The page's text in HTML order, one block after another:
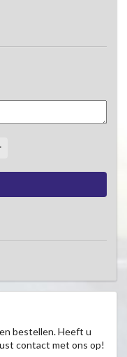
bestellen. Heeft u
contact met ons op!